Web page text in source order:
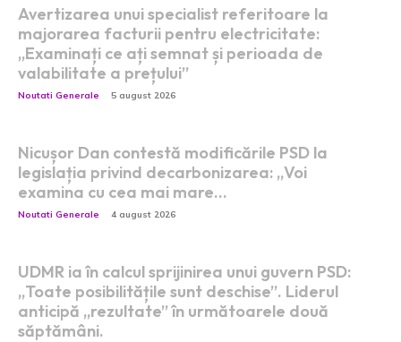
Avertizarea unui specialist referitoare la
majorarea facturii pentru electricitate:
„Examinați ce ați semnat și perioada de
valabilitate a prețului”
Noutati Generale 5 august 2026
Nicușor Dan contestă modificările PSD la
legislația privind decarbonizarea: „Voi
examina cu cea mai mare…
Noutati Generale 4 august 2026
UDMR ia în calcul sprijinirea unui guvern PSD:
„Toate posibilitățile sunt deschise”. Liderul
anticipă „rezultate” în următoarele două
săptămâni.